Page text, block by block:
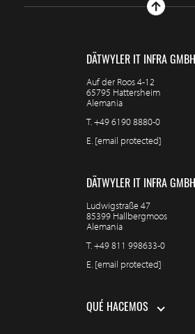
DÄTWYLER IT INFRA GMBH
Auf der Roos 4-12
65795 Hattersheim
Alemania
T.+49 6190 8880-0
E. [email protected]
DÄTWYLER IT INFRA GMBH
Ludwigstraße 47
85399 Hallbergmoos
Alemania
T.+49 811 998633-0
E. [email protected]
QUÉ HACEMOS